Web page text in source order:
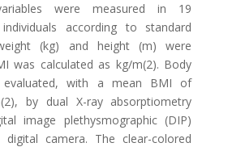
were measured in 19
according to standard
(kg) and height (m) were
was calculated as kg/m(2). Body
evaluated, with a mean BMI of
by dual X-ray absorptiometry
image plethysmographic (DIP)
camera. The clear-colored